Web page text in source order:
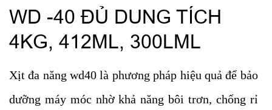
WD -40 ĐỦ DUNG TÍCH
4KG, 412ML, 300LML
Xịt đa năng wd40 là phương pháp hiệu quả để bảo
dưỡng máy móc nhờ khả năng bôi trơn, chống rỉ